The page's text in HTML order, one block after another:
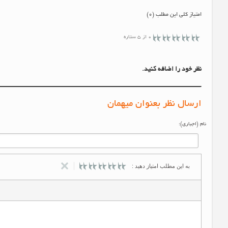
امتیاز کلی این مطلب (0)
0 از 5 ستاره
نظر خود را اضافه کنید.
ارسال نظر بعنوان میهمان
نام (اجباری):
به این مطلب امتیاز دهید :